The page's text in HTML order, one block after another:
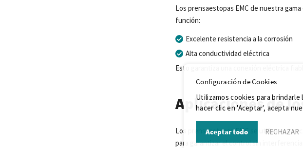
Los prensaestopas EMC de nuestra
función:
Excelente resistencia a la corrosión
Alta conductividad eléctrica
Esto garantiza una conexión eléctrica
Aplicaciones de
Los prensaestopas EMC se utilizan en
para garantizar el control sin
Configuración de Cookies
Utilizamos cookies para
hacer clic en 'Aceptar', acepta
Aceptar todo RECHAZAR